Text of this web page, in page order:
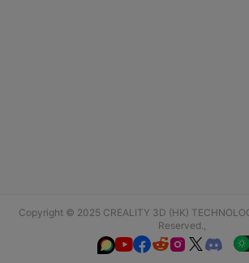
Copyright © 2025 CREALITY 3D (HK)
Reserved.,
  